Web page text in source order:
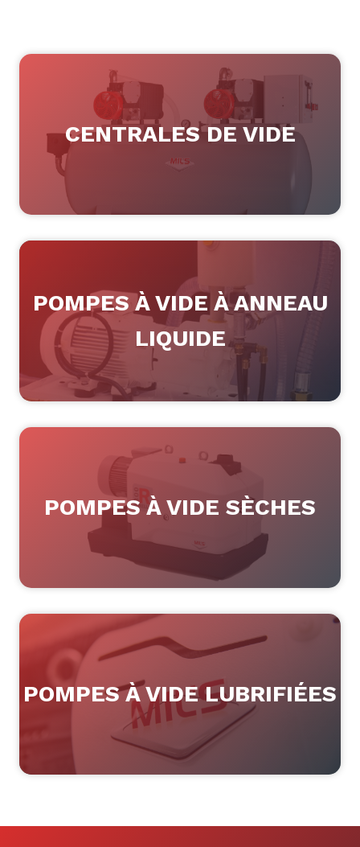
CENTRALES DE VIDE
POMPES À VIDE À ANNEAU
LIQUIDE
POMPES À VIDE SÈCHES
POMPES À VIDE LUBRIFIÉES